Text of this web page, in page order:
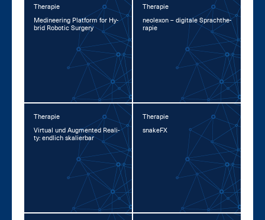
Therapie
Me­di­nee­ring Plat­form for Hy­
brid Ro­botic Sur­ge­ry
Therapie
neo­l­exon – di­gi­ta­le Sprachthe­
ra­pie
Therapie
Vir­tu­al und Aug­men­ted Rea­li­
ty: end­lich ska­lier­bar
Therapie
snake­FX